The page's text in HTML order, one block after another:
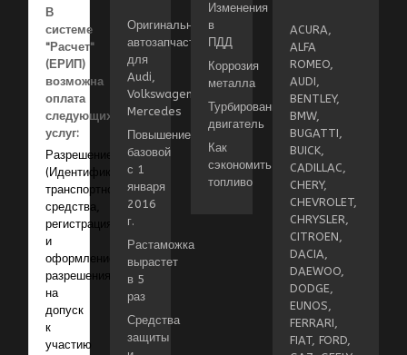
В
системе
"Расчет"
(ЕРИП)
возможна
оплата
следующих
услуг:
Разрешение
(Идентификация
транспортного
средства,
регистрация
и
оформление
разрешения
на
допуск
к
участию
Оригинальные
автозапчасти
для
Audi,
Volkswagen,
Mercedes
Повышение
базовой
с 1
января
2016
г.
Растаможка
вырастет
в 5
раз
Средства
защиты
Изменения
в
ПДД
Коррозия
металла
Турбированный
двигатель
Как
сэкономить
топливо
ACURA,
ALFA
ROMEO,
AUDI,
BENTLEY,
BMW,
BUGATTI,
BUICK,
CADILLAC,
CHERY,
CHEVROLET,
CHRYSLER,
CITROEN,
DACIA,
DAEWOO,
DODGE,
EUNOS,
FERRARI,
FIAT, FORD,